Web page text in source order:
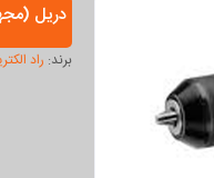
دریل
برند: راد